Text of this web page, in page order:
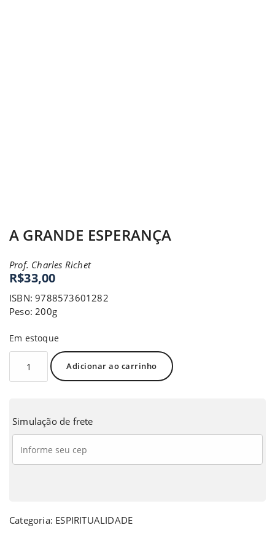
A GRANDE ESPERANÇA
Prof. Charles Richet
R$33,00
ISBN: 9788573601282
Peso: 200g
Em estoque
Adicionar ao carrinho
Simulação de frete
Categoria: ESPIRITUALIDADE